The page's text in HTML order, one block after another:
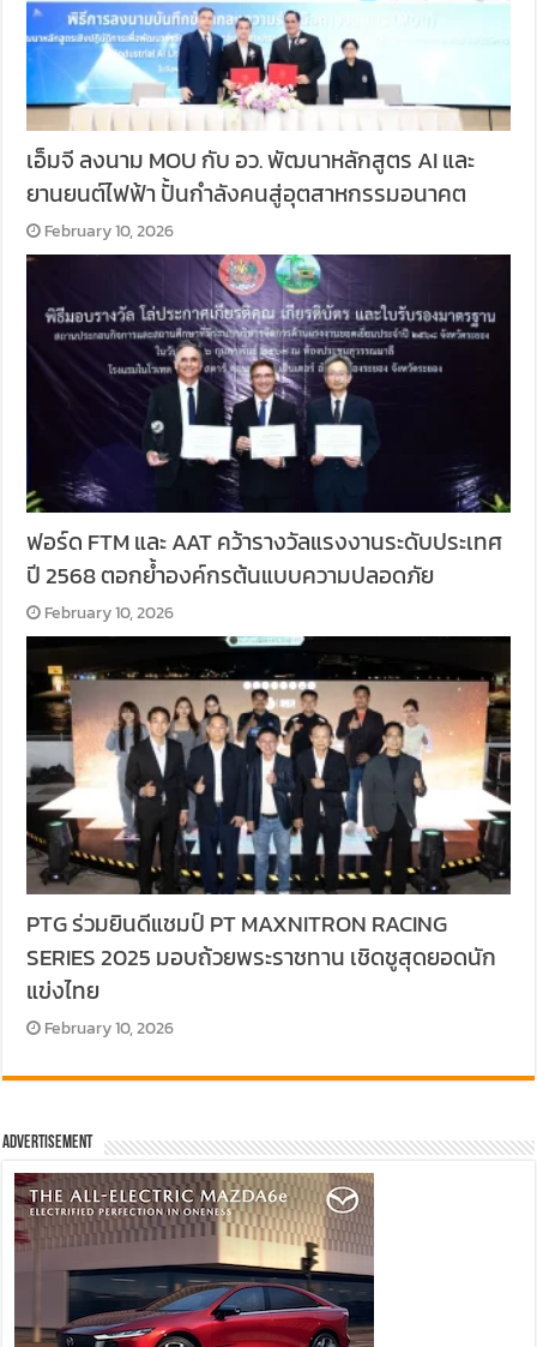
เอ็มจี ลงนาม MOU กับ อว. พัฒนาหลักสูตร AI และ
ยานยนต์ไฟฟ้า ปั้นกำลังคนสู่อุตสาหกรรมอนาคต
February 10, 2026
ฟอร์ด FTM และ AAT คว้ารางวัลแรงงานระดับประเทศ
ปี 2568 ตอกย้ำองค์กรต้นแบบความปลอดภัย
February 10, 2026
PTG ร่วมยินดีแชมป์ PT MAXNITRON RACING
SERIES 2025 มอบถ้วยพระราชทาน เชิดชูสุดยอดนัก
แข่งไทย
February 10, 2026
Advertisement